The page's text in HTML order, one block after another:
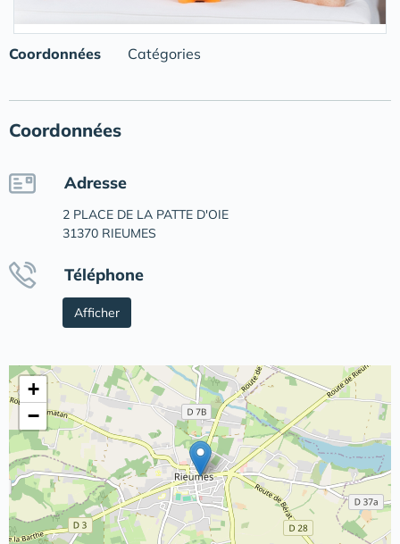
Coordonnées Catégories
Coordonnées
Adresse
2 PLACE DE LA PATTE D'OIE
31370 RIEUMES
Téléphone
Afficher
+
−